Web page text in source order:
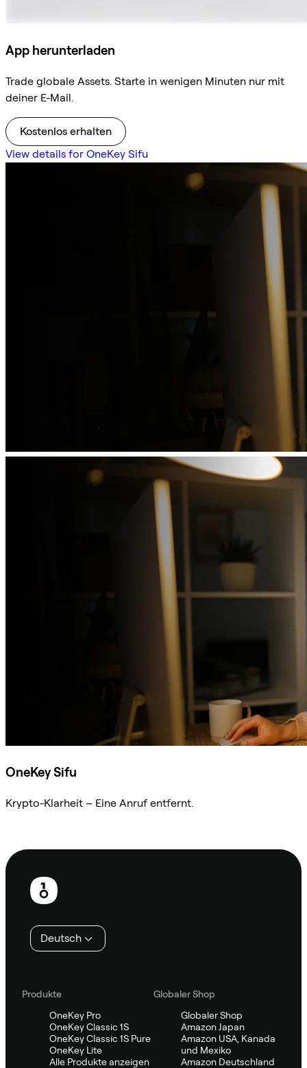
App herunterladen
Trade globale Assets. Starte in wenigen Minuten nur mit
deiner E-Mail.
Kostenlos erhalten
View details for OneKey Sifu
OneKey Sifu
Krypto-Klarheit – Eine Anruf entfernt.
Fußzeile
Deutsch
Produkte
OneKey Pro
OneKey Classic 1S
OneKey Classic 1S Pure
OneKey Lite
Alle Produkte anzeigen
Globaler Shop
Globaler Shop
Amazon Japan
Amazon USA, Kanada
und Mexiko
Amazon Deutschland